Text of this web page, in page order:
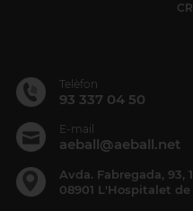
Telèfon
93 337 04 50
E-mail
aeball@aeball.net
Avda. Fabregada, 93,
08901 L'Hospitalet